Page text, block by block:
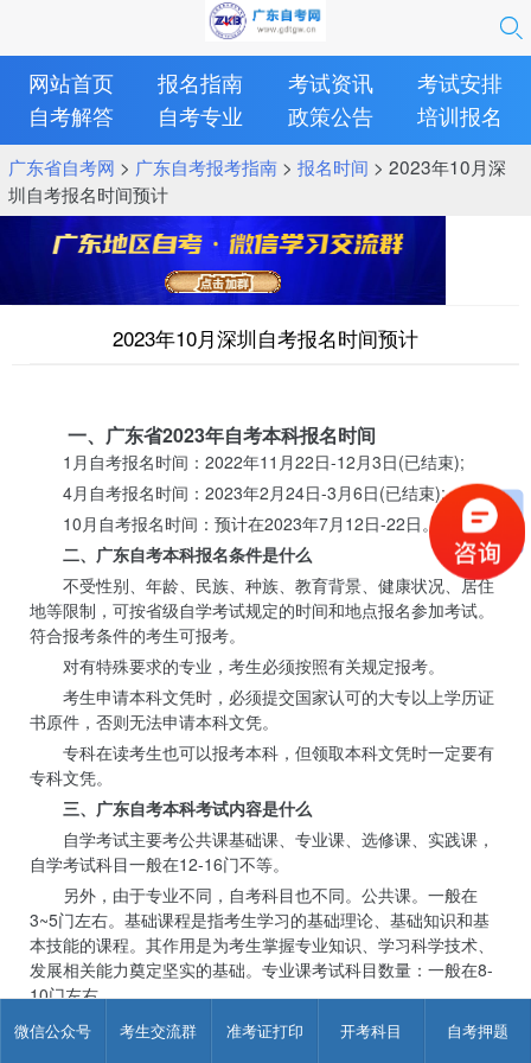
微信公众号 考生交流群 准考证打印 开考科目 自考押题
网站首页 报名指南 考试资讯
考试安排
自考解答
自考专业 政策公告 培训报名
广东省自考网 > 广东自考报考指南> 报名时间 > 2023年10月深
圳自考报名时间预计
2023年10月深圳自考报名时间预计
一、广东省2023年自考本科报名时间
1月自考报名时间：2022年11月22日-12月3日(已结束);
4月自考报名时间：2023年2月24日-3月6日(已结束);
10月自考报名时间：预计在2023年7月12日-22日。
二、广东自考本科报名条件是什么
不受性别、年龄、民族、种族、教育背景、健康状况、居住
地等限制，可按省级自学考试规定的时间和地点报名参加考试。
符合报考条件的考生可报考。
对有特殊要求的专业，考生必须按照有关规定报考。
考生申请本科文凭时，必须提交国家认可的大专以上学历证
书原件，否则无法申请本科文凭。
专科在读考生也可以报考本科，但领取本科文凭时一定要有
专科文凭。
三、广东自考本科考试内容是什么
自学考试主要考公共课基础课、专业课、选修课、实践课，
自学考试科目一般在12-16门不等。
另外，由于专业不同，自考科目也不同。公共课。一般在
3~5门左右。基础课程是指考生学习的基础理论、基础知识和基
本技能的课程。其作用是为考生掌握专业知识、学习科学技术、
发展相关能力奠定坚实的基础。专业课考试科目数量：一般在8-
10门左右。